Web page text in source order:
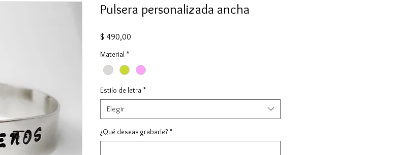
Pulsera personalizada ancha
$ 490,00
Material *
Estilo de letra *
Elegir
¿Qué deseas grabarle? *